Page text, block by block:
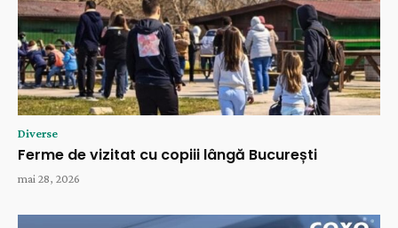
Diverse
Ferme de vizitat cu copiii lângă București
mai 28, 2026